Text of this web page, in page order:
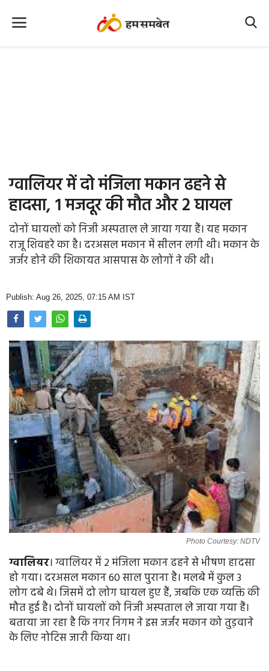
Office Office
Farm & Food
Health & Lifestyle
Home
ग्वालियर में दो मंजिला मकान ढहने से
हादसा, 1 मजदूर की मौत और 2 घायल
दोनों घायलों को निजी अस्पताल ले जाया गया हैं। यह मकान
राजू शिवहरे का है। दरअसल मकान में सीलन लगी थी। मकान के
जर्जर होने की शिकायत आसपास के लोगों ने की थी।
Publish: Aug 26, 2025, 07:15 AM IST
Photo Courtesy: NDTV
ग्वालियर। ग्वालियर में 2 मंजिला मकान ढहने से भीषण हादसा
हो गया। दरअसल मकान 60 साल पुराना है। मलबे में कुल 3
लोग दबे थे। जिसमें दो लोग घायल हुए हैं, जबकि एक व्यक्ति की
मौत हुई है। दोनों घायलों को निजी अस्पताल ले जाया गया हैं।
बताया जा रहा है कि नगर निगम ने इस जर्जर मकान को तुड़वाने
के लिए नोटिस जारी किया था।